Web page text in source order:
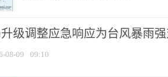
级调整应急响应为台风暴雨
08-09 09:10